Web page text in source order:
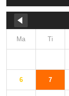
Ma Ti
6 7